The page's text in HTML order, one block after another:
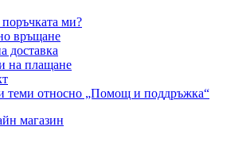
ми?
връщане
доставка
на плащане
теми относно „Помощ и поддръжка“